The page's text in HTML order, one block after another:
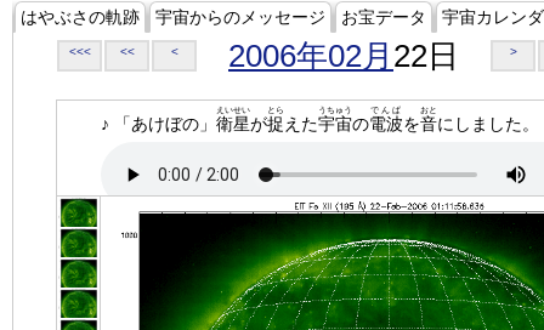
はやぶさの軌跡 宇宙からのメッセージ お宝データ 宇宙カレン
<<< << < 2006年02月 22日 >
♪ 「あけぼの」 衛星
えいせい
が捉
とら
えた宇宙
うちゅう
の電波
でんぱ
を音
おと
にしました。